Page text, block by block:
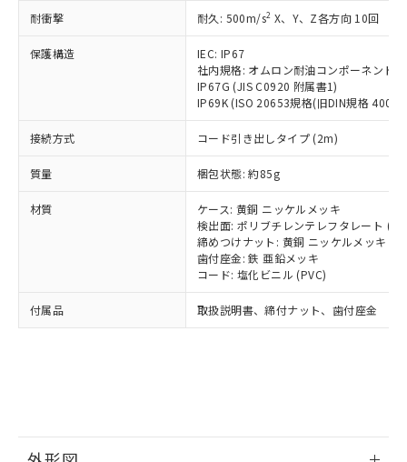
耐衝撃 耐久: 500m/s2 X、Y、Z各方向 10回
保護構造
IEC: IP67
社内規格: オムロン耐油コンポーネント
IP67G (JIS C0920 附属書1)
IP69K (ISO 20653規格(旧DIN規格
接続方式 コード引き出しタイプ (2m)
質量 梱包状態: 約85g
材質
ケース: 黄銅 ニッケルメッキ
検出面: ポリブチレンテレフタレート
締めつけナット: 黄銅 ニッケルメッキ
歯付座金: 鉄 亜鉛メッキ
コード: 塩化ビニル (PVC)
付属品 取扱説明書、締付ナット、歯付座金
タに基づき作成されるものであり、閲
覧された時点での実際の在庫および標
準価格とは異なる場合があることをご
了承ください。
正式な納期状況および標準価格はお客
様のお取引先、またはお客様担当のオ
ムロン制御機器販売店・当社販売員に
ご相談ください。
オムロン制御機器販売店や当社販売拠
販売ネットワーク
」をご確認
在庫状況および標準価格結果を当社の
事前の承諾なく第三者に漏洩または開
示しないようお願いします。
マイパーツ機能（部品リスト作成サー
ビス）をご利用いただくには、I-Web
メンバーズにご登録されている必要が
引・商談に必要な範囲で利用すること
鉛(Pb) 1000ppm以下、 水銀(Hg) 1000ppm以下、 カド
ミウム(Cd) 100ppm以下、
六価クロム(Cr(Ⅵ)) 1000ppm以下、ポリ臭化ビフェニル
類(PBB) 1000ppm以下、ポリ臭化ジフェニルエーテル類
(PBDE) 1000ppm以下、フタル酸ビス(2-エチルヘキシ
ル) (DEHP)(別名：DOP) 1000ppm以下、フタル酸ブチ
ルベンジル（BBP） 1000ppm以下、フタル酸ジブチル
（DBP） 1000ppm以下、フタル酸ジイソブチル
(DIBP) 1000ppm以下
但し、RoHS指令で産業用監視および制御機器に対する
フタル酸エステル類の４物質については閾値を超える意
部品在庫の切り替え状況などにより、予定
月が前後することがあります。
とができます。
*中国RoHS10物質の基準値 (GB/T26572)：
Pb(鉛) :1000ppm、 Hg(水銀) : 1000ppm、 Cd(カドミウ
ム) : 100ppm、
Cr(Ⅵ)(六価クロム) : 1000ppm、 PBBs(ポリ臭化ビフェ
ニル類) : 1000ppm、 PBDEs(ポリ臭化ジフェニルエーテ
DBP(フタル酸ジブチル) : 1000ppm、 DIBP(フタル酸ジ
イソブチル) : 1000ppm、 BBP(フタル酸ブチルベンジ
ル) : 1000ppm、
※2 環境保護使用期限
「ｅ」：有害物質（10物質）のすべてが基
準値以下であることを示します。
「10」：通常の使用状況下において有害物
質が外部に漏えいし、環境に深刻な影響を
及ぼさない年数を意味します。
または国外への提供する場合は、日本
国政府の輸出許可(または役務取引許
可)を取得するなどの必要な手続きを
当社は規制貨物を破棄する場合は、完
全に破砕するなど、違法に輸出されな
いよう必要な手段を講じます。
当社は貴社製品を、核兵器、ミサイ
ル、化学兵器、生物兵器またはその他
武器並びにこれらの製造装置等に一切
使用いたしません。
当社は、貴社製品を第三者に販売する
場合は、上記1、2および3の内容を当
該第三者に通知します。また当社は、
販売先および販売に係わる関係者が違
法に輸出するおそれがある場合は、取
り引きをいたしません。
合意する キャンセル
一定数以上の在庫あり
一定数には満たないが在庫あり
在庫なし(最新の在庫状況につ
いては、お客様のお取引先、ま
たはお客様担当のオムロン制御
機器販売店・当社販売員にご確
認ください)
受注生産機種、また在庫状況の
情報を公開していない機種